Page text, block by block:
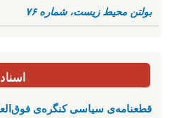
بولتن محیط زیست، شماره ۷۶
اسناد
قطعنامه‌ی سیاسی کنگره‌ی